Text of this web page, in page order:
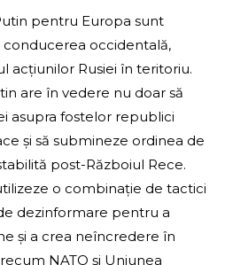
pentru Europa sunt
occidentală,
acțiunilor Rusiei în teritoriu.
are în vedere nu doar să
asupra fostelor republici
și să submineze ordinea de
post-Războiul Rece.
o combinație de tactici
dezinformare pentru a
și a crea neîncredere în
NATO și Uniunea